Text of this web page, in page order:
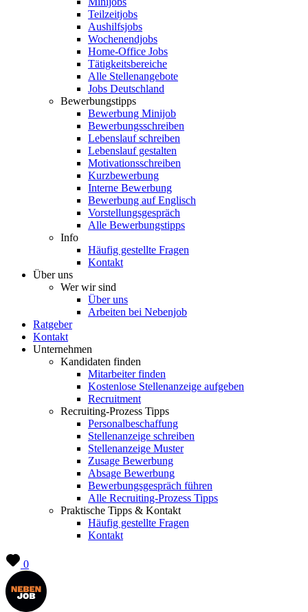
Teilzeitjobs
Aushilfsjobs
Wochenendjobs
Home-Office Jobs
Tätigkeitsbereiche
Alle Stellenangebote
Jobs Deutschland
Bewerbungstipps
Bewerbung Minijob
Bewerbungsschreiben
Lebenslauf schreiben
Lebenslauf gestalten
Motivationsschreiben
Kurzbewerbung
Interne Bewerbung
Bewerbung auf Englisch
Vorstellungsgespräch
Alle Bewerbungstipps
Info
Häufig gestellte Fragen
Kontakt
Über uns
Wer wir sind
Über uns
Arbeiten bei Nebenjob
Ratgeber
Kontakt
Unternehmen
Kandidaten finden
Mitarbeiter finden
Kostenlose Stellenanzeige aufgeben
Recruitment
Recruiting-Prozess Tipps
Personalbeschaffung
Stellenanzeige schreiben
Stellenanzeige Muster
Zusage Bewerbung
Absage Bewerbung
Bewerbungsgespräch führen
Alle Recruiting-Prozess Tipps
Praktische Tipps & Kontakt
Häufig gestellte Fragen
Kontakt
0